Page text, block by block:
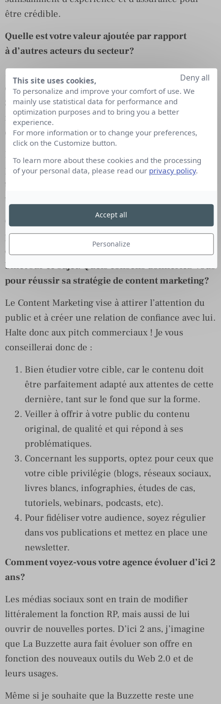
être crédible.
Quelle est votre valeur ajoutée par rapport
à d’autres acteurs du secteur?
Le fait d’avoir créé une start-up et d’avoir pu
expérimenter différents leviers de croissance (RP,
SEO, SEM, social media, content marketing, etc.)
me permet d’avoir une vision à 360° du marketing
et de la communication.
La Buzzette veut offrir plus que de simples
prestations de RP, mais un package de notoriété,
tirant parti des synergies entre les médias
traditionnels et les nouveaux médias.
Ces derniers temps, le content marketing est de
plus en plus plébiscité par les acteurs de la
communication. Vous-même avez rédigé un
billet sur ce sujet. Quels conseils donneriez-vous
pour réussir sa stratégie de content marketing?
Le Content Marketing vise à attirer l’attention du
public et à créer une relation de confiance avec lui.
Halte donc aux pitch commerciaux ! Je vous
conseillerai donc de :
Bien étudier votre cible, car le contenu doit
être parfaitement adapté aux attentes de cette
dernière, tant sur le fond que sur la forme.
Veiller à offrir à votre public du contenu
original, de qualité et qui répond à ses
problématiques.
Concernant les supports, optez pour ceux que
votre cible privilégie (blogs, réseaux sociaux,
livres blancs, infographies, études de cas,
tutoriels, webinars, podcasts, etc).
Pour fidéliser votre audience, soyez régulier
dans vos publications et mettez en place une
newsletter.
Comment voyez-vous votre agence évoluer d’ici 2
ans?
Les médias sociaux sont en train de modifier
littéralement la fonction RP, mais aussi de lui
ouvrir de nouvelles portes. D’ici 2 ans, j’imagine
que La Buzzette aura fait évoluer son offre en
fonction des nouveaux outils du Web 2.0 et de
leurs usages.
Même si je souhaite que la Buzzette reste une
This site uses cookies,
To personalize and improve your comfort of use. We
mainly use statistical data for performance and
optimization purposes and to bring you a better
experience.
For more information or to change your preferences,
click on the Customize button.
To learn more about these cookies and the processing
of your personal data, please read our privacy policy.
Personalize
Deny all
Accept all